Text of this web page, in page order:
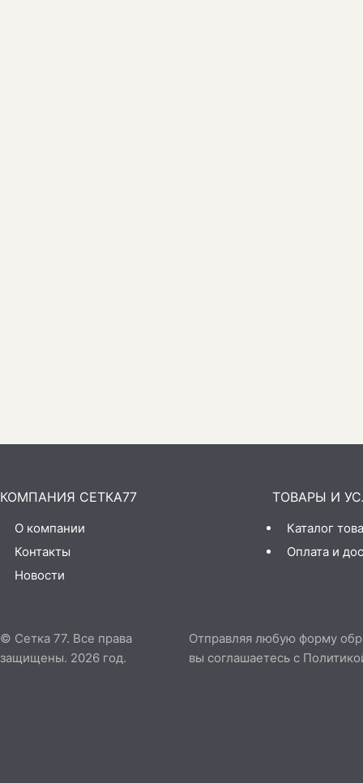
КОМПАНИЯ СЕТКА77
О компании
Контакты
Новости
ТОВАРЫ И
Каталог
Оплата и
© Сетка 77. Все права
защищены. 2026 год.
Отправляя любую форму
вы соглашаетесь с